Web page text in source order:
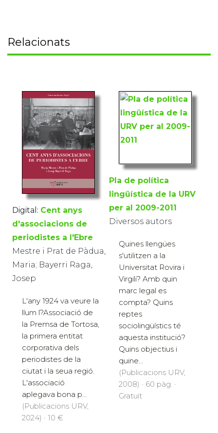
Relacionats
Digital: Cent anys
d'associacions de
periodistes a l'Ebre
Mestre i Prat de Pàdua,
Maria; Bayerri Raga,
Josep
L'any 1924 va veure la
llum l?Associació de
la Premsa de Tortosa,
la primera entitat
corporativa dels
periodistes de la
ciutat i la seua regió.
L'associació
aplegava bona p...
(Publicacions URV,
2024) · 10 €
Pla de política
lingüística de la URV
per al 2009-2011
Diversos autors
Quines llengües
s'utilitzen a la
Universitat Rovira i
Virgili? Amb quin
marc legal es
compta? Quins
reptes
sociolingüístics té
aquesta institució?
Quins objectius i
quine...
(Publicacions URV,
2008) · 60 pàg. ·
Gratuït